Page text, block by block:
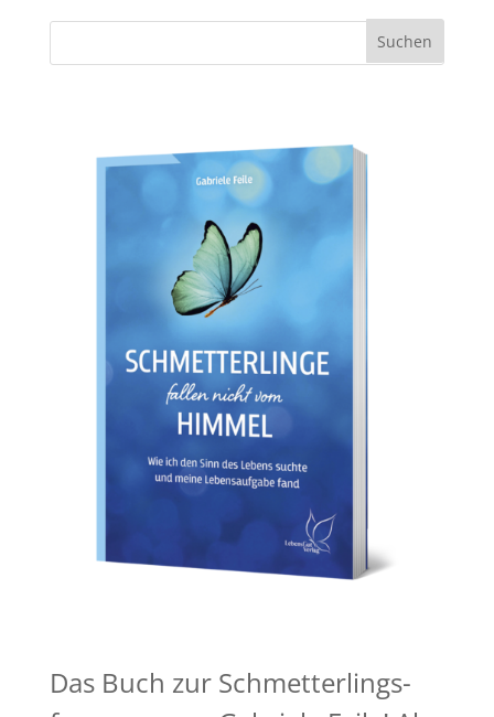
Das Buch zur Schmetterlings-